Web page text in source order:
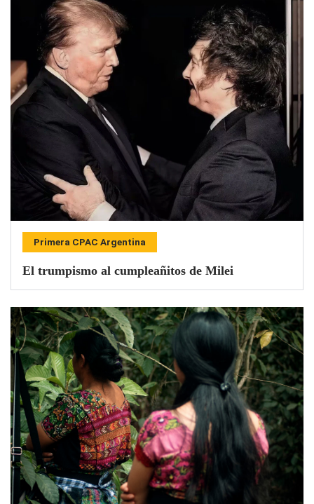
Primera CPAC Argentina
El trumpismo al cumpleañitos de Milei